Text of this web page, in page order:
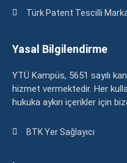
Türk Patent Tescilli
Yasal Bilgilendirme
YTÜ Kampüs, 5651 sayılı
hizmet vermektedir. Her
hukuka aykırı içerikler için
BTK Yer Sağlayıcı